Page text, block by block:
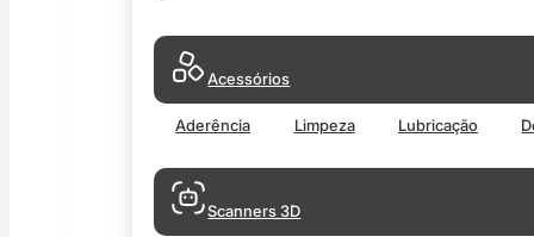
Acessórios
Aderência Limpeza Lubricação
Scanners 3D